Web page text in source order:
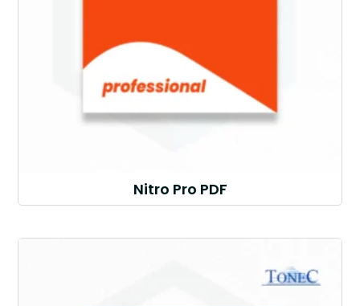
Nitro Pro PDF